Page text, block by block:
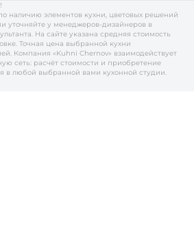
наличию элементов кухни, цветовых решений
уточняйте у менеджеров-дизайнеров в
На сайте указана средняя стоимость
Точная цена выбранной кухни
Компания «Kuhni Chernov» взаимодействует
сеть: расчёт стоимости и приобретение
в любой выбранной вами кухонной студии.